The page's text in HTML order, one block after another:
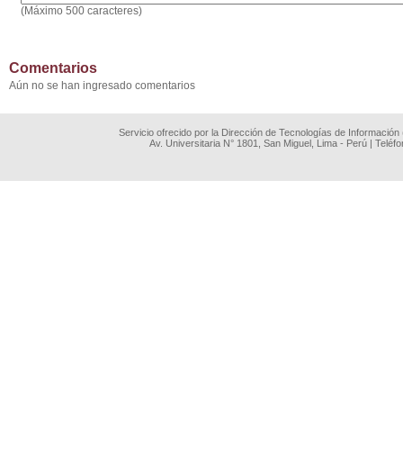
(Máximo 500 caracteres)
Comentarios
Aún no se han ingresado comentarios
Servicio ofrecido por la Dirección de Tecnologías de
Av. Universitaria N° 1801, San Miguel, Lima - Perú |